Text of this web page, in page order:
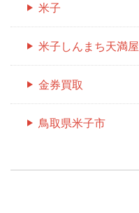
米子
米子しんまち天満屋
金券買取
鳥取県米子市